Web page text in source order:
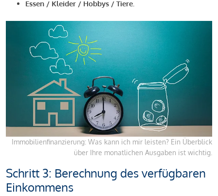
Essen / Kleider / Hobbys / Tiere.
Immobilienfinanzierung: Was kann ich mir leisten? Ein Überblick
über Ihre monatlichen Ausgaben ist wichtig.
Schritt 3: Berechnung des verfügbaren
Einkommens